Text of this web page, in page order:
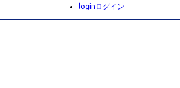
login ログイン